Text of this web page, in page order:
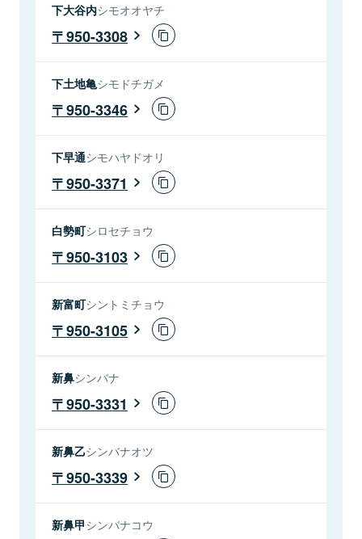
下大谷内シモオオヤチ
950-3308
下土地亀シモドチガメ
950-3346
下早通シモハヤドオリ
950-3371
白勢町シロセチョウ
950-3103
新富町シントミチョウ
950-3105
新鼻シンバナ
950-3331
新鼻乙シンバナオツ
950-3339
新鼻甲シンバナコウ